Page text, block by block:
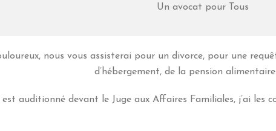
Un avocat pour Tous
nous vous assisterai pour un divorce, pour une
d’hébergement, de la pension alimentaire.
auditionné devant le Juge aux Affaires Familiales, j’ai les